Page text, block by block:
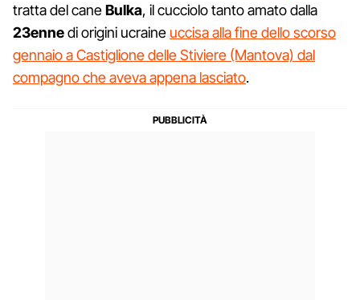
tratta del caneBulka, il cucciolo tanto amato dalla
23ennedi origini ucraine uccisa alla fine dello scorso
gennaio a Castiglione delle Stiviere (Mantova) dal
compagno che aveva appena lasciato.